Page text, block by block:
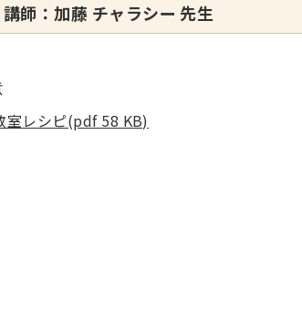
師：加藤 チャラシー 先生
室レシピ(pdf 58 KB)